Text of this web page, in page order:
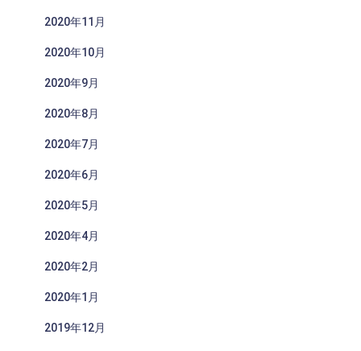
2020年11月
2020年10月
2020年9月
2020年8月
2020年7月
2020年6月
2020年5月
2020年4月
2020年2月
2020年1月
2019年12月